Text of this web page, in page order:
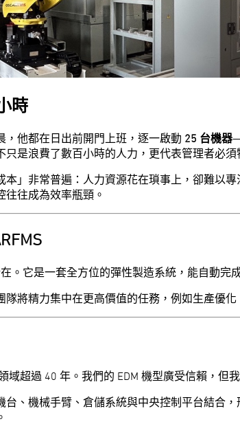
時
，他都在日出前開門上班，逐一啟動 25 台機器
是浪費了數百小時的人力，更代表管理者必須
本」非常普遍：人力資源花在瑣事上，卻難以
往成為效率瓶頸。
。它是一套全方位的彈性製造系統，能自動完
隊將精力集中在更高價值的任務，例如生產優
域超過 40 年。我們的 EDM 機型廣受信賴，但
台、機械手臂、倉儲系統與中央控制平台結合